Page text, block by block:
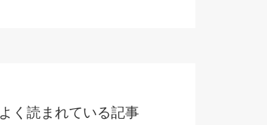
よく読まれている記事